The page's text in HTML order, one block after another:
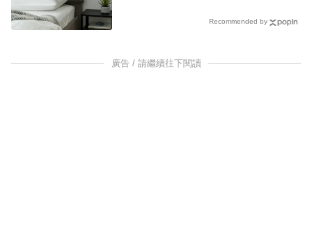
Recommended by
廣告 / 請繼續往下閱讀